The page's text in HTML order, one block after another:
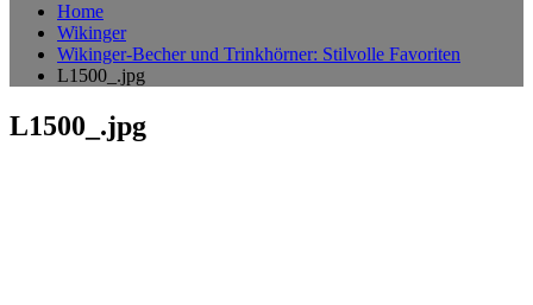
Home
Wikinger
Wikinger-Becher und Trinkhörner: Stilvolle Favoriten
L1500_.jpg
L1500_.jpg